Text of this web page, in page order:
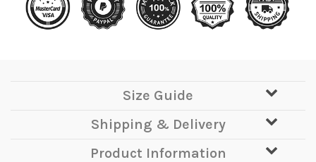
Size Guide
Shipping & Delivery
Product Information